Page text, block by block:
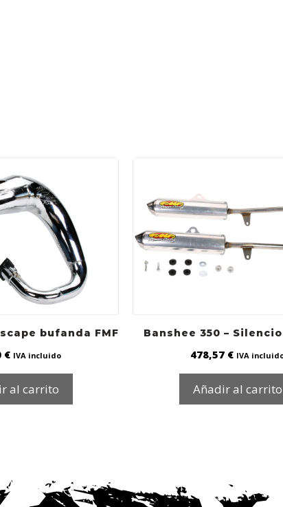
bufanda FMF
€ IVA incluido
al carrito
Banshee 350 –
478,57 € IVA
Añadir al carrito